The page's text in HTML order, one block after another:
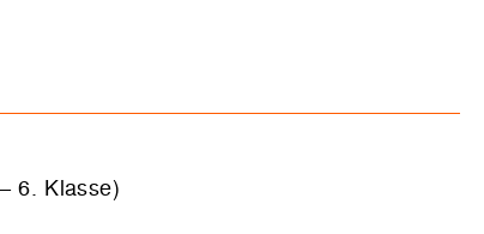
6. Klasse)